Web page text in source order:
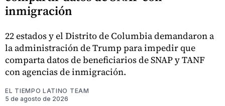
inmigración
22 estados y el Distrito de Columbia demandaron a
la administración de Trump para impedir que
comparta datos de beneficiarios de SNAP y TANF
con agencias de inmigración.
EL TIEMPO LATINO TEAM
5 de agosto de 2026